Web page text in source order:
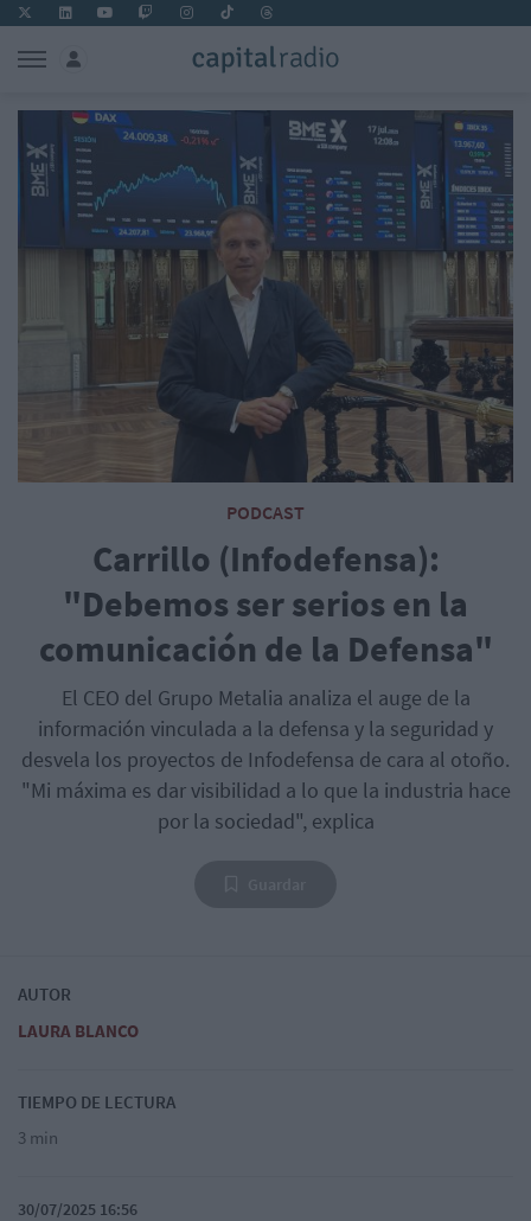
PODCAST
Carrillo (Infodefensa):
"Debemos ser serios en la
comunicación de la Defensa"
El CEO del Grupo Metalia analiza el auge de la
información vinculada a la defensa y la seguridad y
desvela los proyectos de Infodefensa de cara al otoño.
"Mi máxima es dar visibilidad a lo que la industria hace
por la sociedad", explica
AUTOR
LAURA BLANCO
TIEMPO DE LECTURA
3 min
30/07/2025 16:56